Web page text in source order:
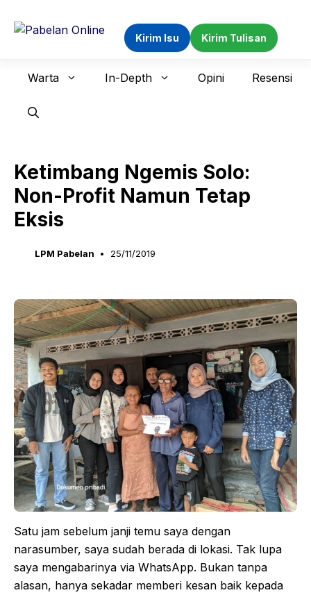
Kirim Isu Kirim Tulisan
Warta In-Depth Opini Resensi
Ketimbang Ngemis Solo:
Non-Profit Namun Tetap
Eksis
LPM Pabelan 25/11/2019
Satu jam sebelum janji temu saya dengan
narasumber, saya sudah berada di lokasi. Tak lupa
saya mengabarinya via WhatsApp. Bukan tanpa
alasan, hanya sekadar memberi kesan baik kepada